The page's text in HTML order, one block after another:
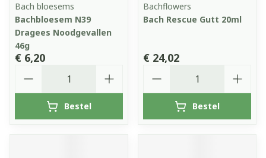
Bach bloesems
Bachbloesem N39
Dragees Noodgevallen
46g
€ 6,20
Bestel
Bachflowers
Bach Rescue Gutt 20ml
€ 24,02
Bestel